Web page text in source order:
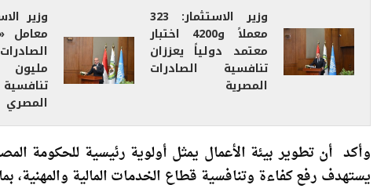
معملاً و4200 اختبار
معتمد دولياً يعززان
تنافسية الصادرات
المصرية
معامل
مليون
المصري
وأكد أن تطوير بيئة الأعمال يمثل أولوية رئيسية للحكومة
يستهدف رفع كفاءة وتنافسية قطاع الخدمات المالية
المؤسسات الدولية وتعزيز موقع مصر كمركز إقليمي للخدمات